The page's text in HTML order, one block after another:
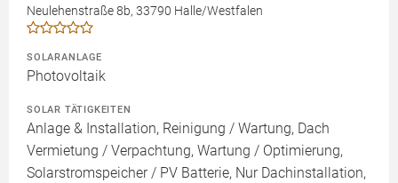
Neulehenstraße 8b, 33790 Halle/Westfalen
SOLARANLAGE
Photovoltaik
SOLAR TÄTIGKEITEN
Anlage & Installation, Reinigung / Wartung, Dach
Vermietung / Verpachtung, Wartung / Optimierung,
Solarstromspeicher / PV Batterie, Nur Dachinstallation,